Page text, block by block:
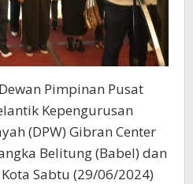
Pimpinan Pusat
Kepengurusan
(DPW) Gibran Center
Belitung (Babel) dan
Sabtu (29/06/2024)